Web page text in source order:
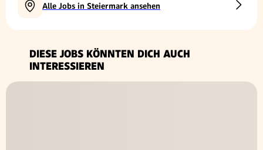
Alle Jobs in Steiermark ansehen
DIESE JOBS KÖNNTEN DICH AUCH
INTERESSIEREN